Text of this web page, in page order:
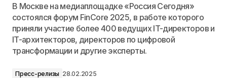
В Москве на медиаплощадке «Россия Сегодня»
состоялся форум FinCore 2025, в работе которого
приняли участие более 400 ведущих IT-директоров и
IT-архитекторов, директоров по цифровой
трансформации и другие эксперты.
Пресс-релизы 28.02.2025